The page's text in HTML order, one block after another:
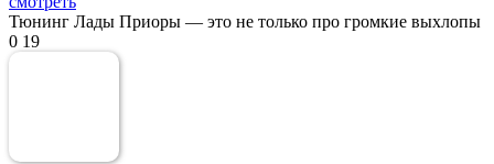
Тюнинг Лады Приоры — это не только про громкие выхлопы
0 19